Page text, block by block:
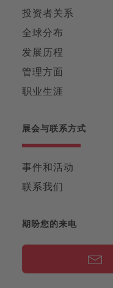
投资者关系
全球分布
发展历程
管理方面
职业生涯
展会与联系方式
事件和活动
联系我们
期盼您的来电